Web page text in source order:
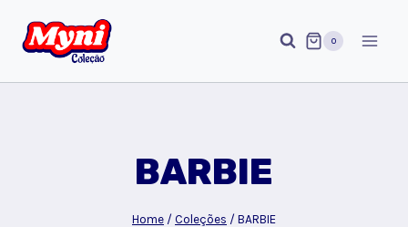
para
0
BARBIE
Home / Coleções / BARBIE